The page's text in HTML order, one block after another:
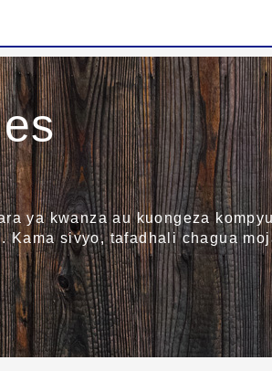
ya kwanza au kuongeza
Kama sivyo, tafadhali chagua